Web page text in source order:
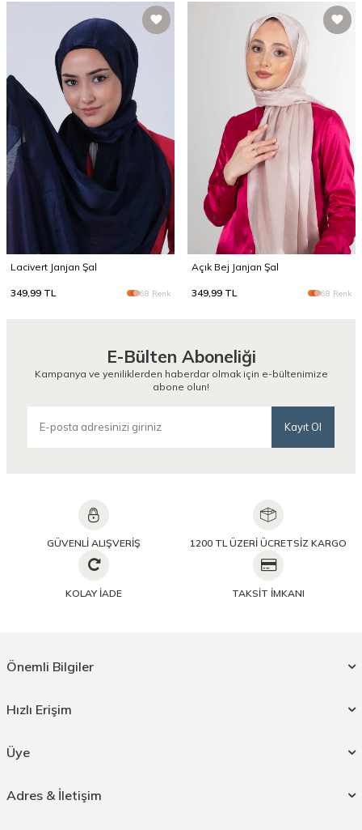
Lacivert Janjan Şal
349,99 TL 68 Renk
Açık Bej Janjan Şal
349,99 TL 68 Renk
E-Bülten Aboneliği
Kampanya ve yeniliklerden haberdar olmak için e-bültenimize
abone olun!
Kayıt Ol
GÜVENLİ ALIŞVERİŞ 1200 TL ÜZERİ ÜCRETSİZ KARGO
KOLAY İADE TAKSİT İMKANI
Adres & İletişim
Önemli Bilgiler
Hızlı Erişim
Üye